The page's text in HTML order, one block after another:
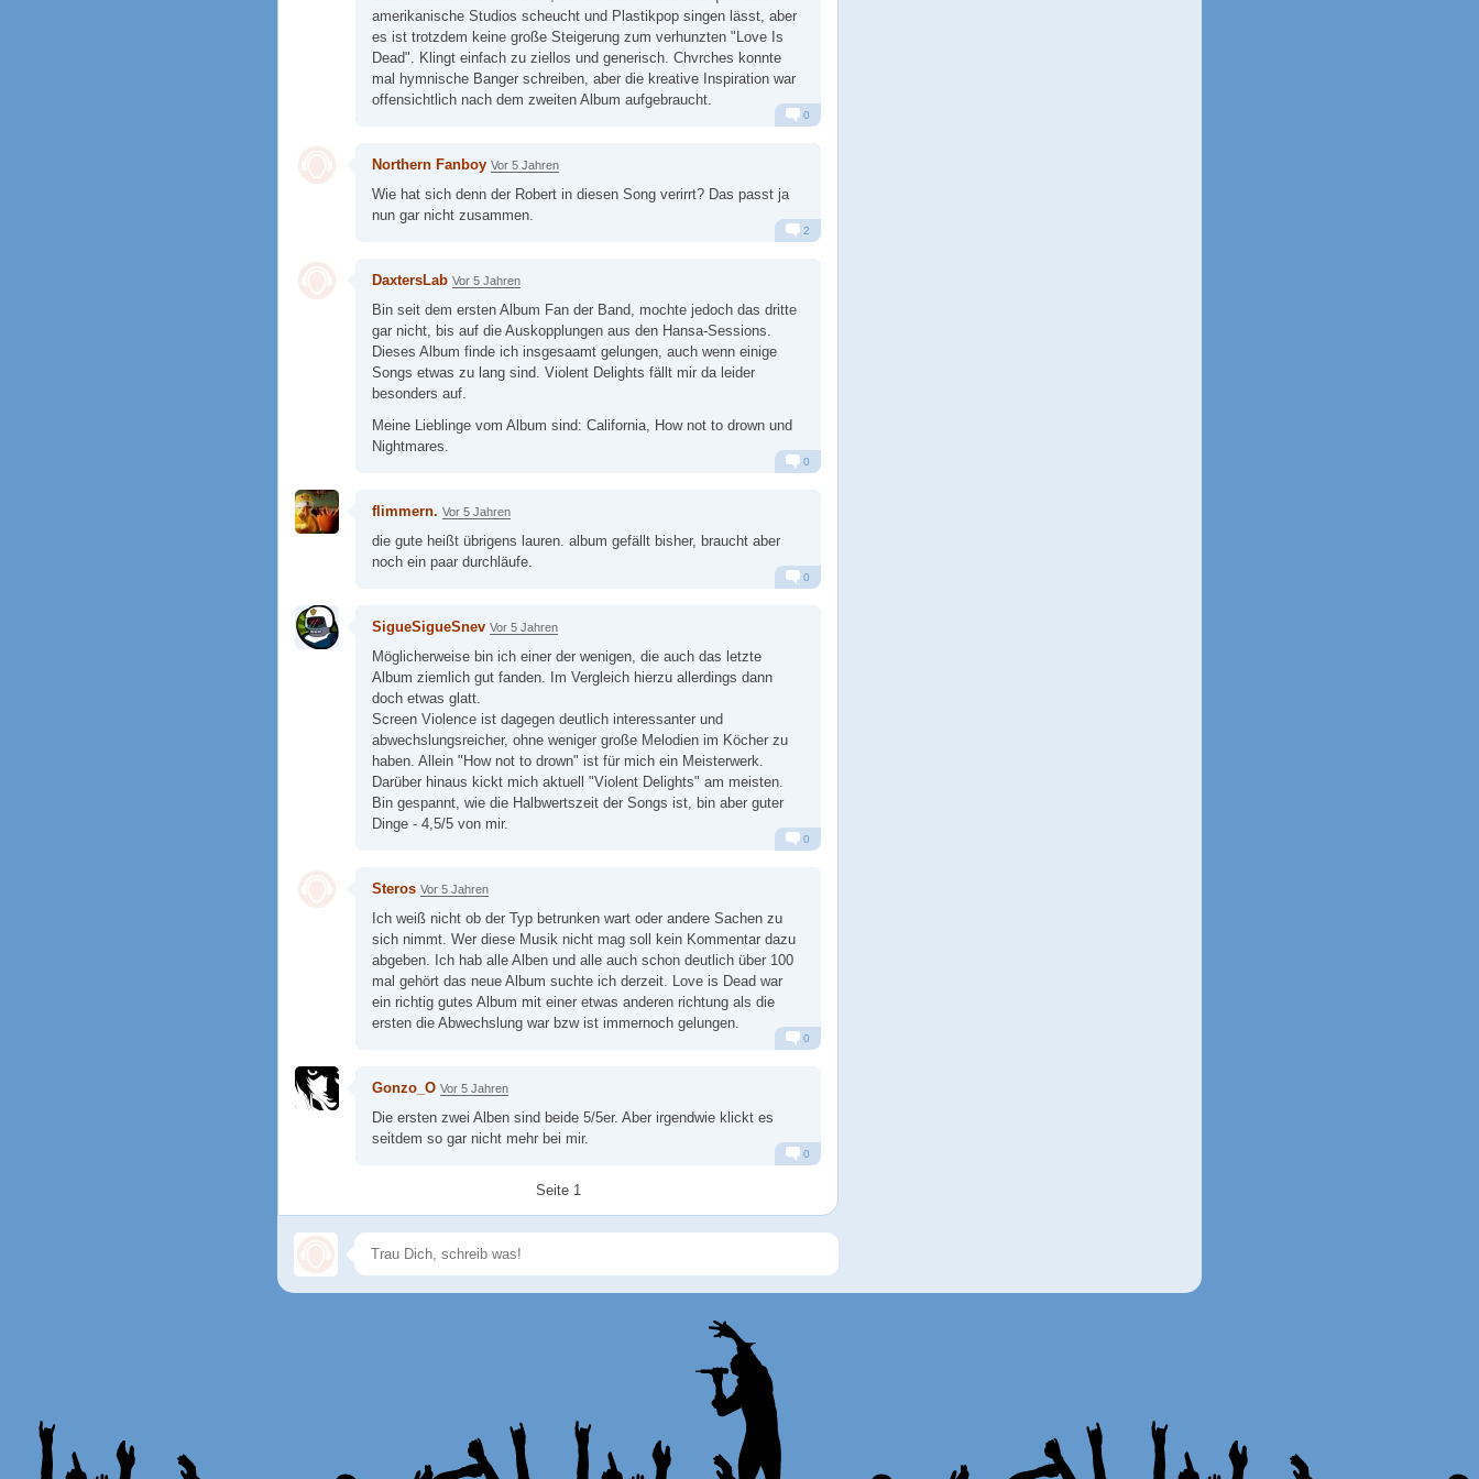
amerikanische Studios scheucht und Plastikpop singen lässt, aber
es ist trotzdem keine große Steigerung zum verhunzten "Love Is
Dead". Klingt einfach zu ziellos und generisch. Chvrches konnte
mal hymnische Banger schreiben, aber die kreative Inspiration war
offensichtlich nach dem zweiten Album aufgebraucht.
0
Northern Fanboy Vor 5 Jahren
Wie hat sich denn der Robert in diesen Song verirrt? Das passt ja
nun gar nicht zusammen.
2
DaxtersLab Vor 5 Jahren
Bin seit dem ersten Album Fan der Band, mochte jedoch das dritte
gar nicht, bis auf die Auskopplungen aus den Hansa-Sessions.
Dieses Album finde ich insgesaamt gelungen, auch wenn einige
Songs etwas zu lang sind. Violent Delights fällt mir da leider
besonders auf.
Meine Lieblinge vom Album sind: California, How not to drown und
Nightmares.
0
flimmern. Vor 5 Jahren
die gute heißt übrigens lauren. album gefällt bisher, braucht aber
noch ein paar durchläufe.
0
SigueSigueSnev Vor 5 Jahren
Möglicherweise bin ich einer der wenigen, die auch das letzte
Album ziemlich gut fanden. Im Vergleich hierzu allerdings dann
doch etwas glatt.
Screen Violence ist dagegen deutlich interessanter und
abwechslungsreicher, ohne weniger große Melodien im Köcher zu
haben. Allein "How not to drown" ist für mich ein Meisterwerk.
Darüber hinaus kickt mich aktuell "Violent Delights" am meisten.
Bin gespannt, wie die Halbwertszeit der Songs ist, bin aber guter
Dinge - 4,5/5 von mir.
0
Steros Vor 5 Jahren
Ich weiß nicht ob der Typ betrunken wart oder andere Sachen zu
sich nimmt. Wer diese Musik nicht mag soll kein Kommentar dazu
abgeben. Ich hab alle Alben und alle auch schon deutlich über 100
mal gehört das neue Album suchte ich derzeit. Love is Dead war
ein richtig gutes Album mit einer etwas anderen richtung als die
ersten die Abwechslung war bzw ist immernoch gelungen.
0
Gonzo_O Vor 5 Jahren
Die ersten zwei Alben sind beide 5/5er. Aber irgendwie klickt es
seitdem so gar nicht mehr bei mir.
0
Seite 1
Speichern